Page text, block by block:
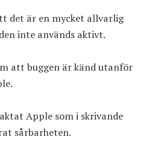
det är en mycket allvarlig
inte används aktivt.
att buggen är känd utanför
Apple som i skrivande
sårbarheten.